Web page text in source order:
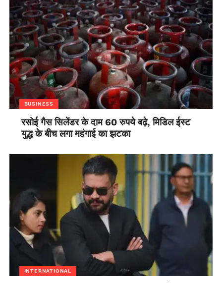
BUSINESS
रसोई गैस सिलेंडर के दाम 60 रुपये बढ़े, मिडिल ईस्ट
युद्ध के बीच लगा महंगाई का झटका
INTERNATIONAL